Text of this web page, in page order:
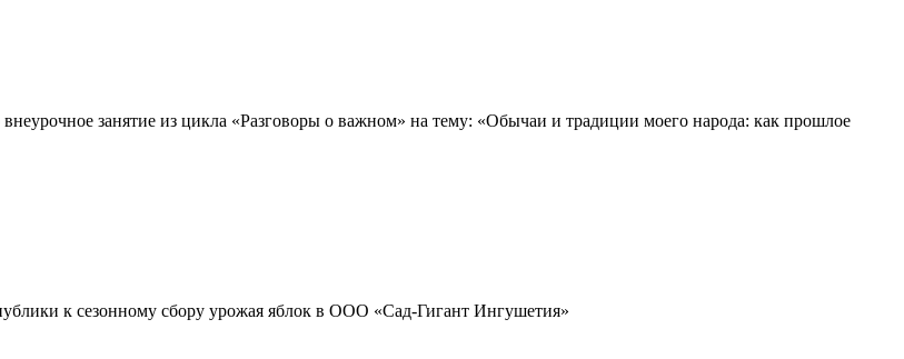
занятие из цикла «Разговоры о важном» на тему: «Обычаи и традиции моего народа: как прошлое
к сезонному сбору урожая яблок в ООО «Сад-Гигант Ингушетия»